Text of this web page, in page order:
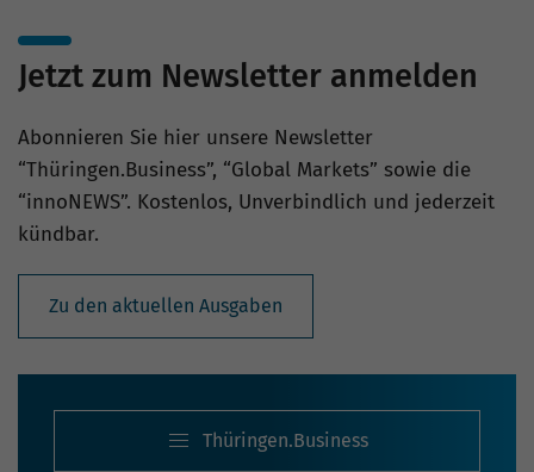
Jetzt zum Newsletter anmelden
Abonnieren Sie hier unsere Newsletter
“Thüringen.Business”, “Global Markets” sowie die
“innoNEWS”. Kostenlos, Unverbindlich und jederzeit
kündbar.
Zu den aktuellen Ausgaben
Thüringen.Business